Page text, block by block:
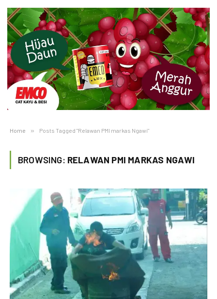
Home » Posts Tagged "Relawan PMI markas Ngawi"
BROWSING: RELAWAN PMI MARKAS NGAWI